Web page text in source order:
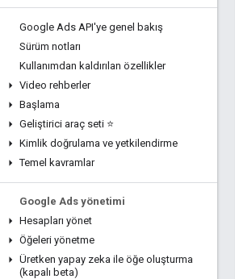
Google Ads API'ye genel bakış
Sürüm notları
Kullanımdan kaldırılan özellikler
Video rehberler
Başlama
Geliştirici araç seti ⭐
Kimlik doğrulama ve yetkilendirme
Temel kavramlar
Google Ads yönetimi
Hesapları yönet
Öğeleri yönetme
Üretken yapay zeka ile öğe oluşturma
(kapalı beta)